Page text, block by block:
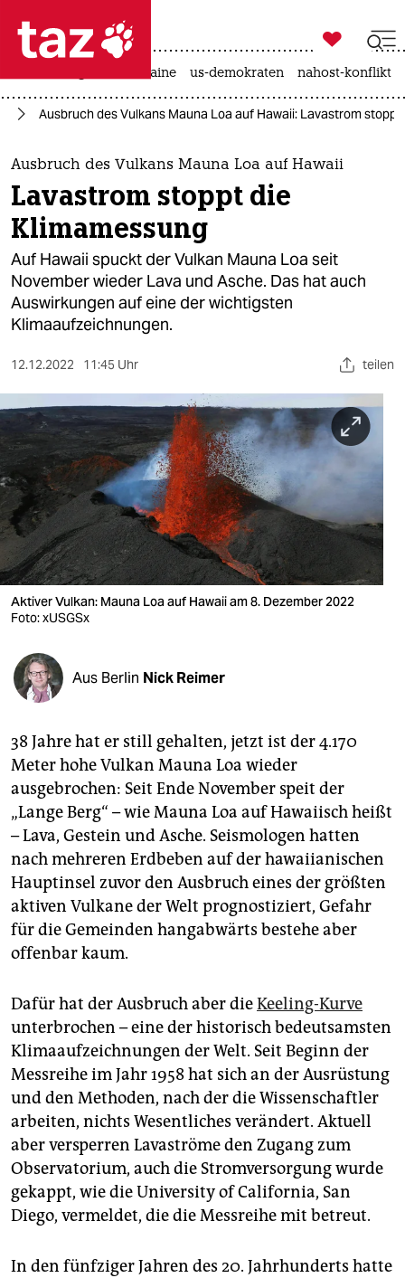
 taz zahl ich
taz zahl ich
themen
politik
öko
gesellschaft
kultur
sport
berlin
nord
wahrheit
verlag
verlag
veranstaltungen
fragen & hilfe
unterstützen
abo
genossenschaft
epaper login

taz zahl ich
krieg in der ukraine us-demokraten nahost-konflikt
Ausbruch des Vulkans Mauna Loa auf Hawaii: Lavastrom
Ausbruch des Vulkans Mauna Loa auf Hawaii
Lavastrom stoppt die
Klimamessung
Auf Hawaii spuckt der Vulkan Mauna Loa seit
November wieder Lava und Asche. Das hat auch
Auswirkungen auf eine der wichtigsten
Klimaaufzeichnungen.
12.12.2022 11:45 Uhr teilen
Aktiver Vulkan: Mauna Loa auf Hawaii am 8. Dezember 2022
Foto: xUSGSx
Aus Berlin Nick Reimer
38 Jahre hat er still gehalten, jetzt ist der 4.170
Meter hohe Vulkan Mauna Loa wieder
ausgebrochen: Seit Ende November speit der
„Lange Berg“ – wie Mauna Loa auf Hawaiisch heißt
– Lava, Gestein und Asche. Seismologen hatten
nach mehreren Erdbeben auf der hawaiianischen
Hauptinsel zuvor den Ausbruch eines der größten
aktiven Vulkane der Welt prognostiziert, Gefahr
für die Gemeinden hangabwärts bestehe aber
offenbar kaum.
Dafür hat der Ausbruch aber dieKeeling-Kurve
unterbrochen – eine der historisch bedeutsamsten
Klimaaufzeichnungen der Welt. Seit Beginn der
Messreihe im Jahr 1958 hat sich an der Ausrüstung
und den Methoden, nach der die Wissenschaftler
arbeiten, nichts Wesentliches verändert. Aktuell
aber versperren Lavaströme den Zugang zum
Observatorium, auch die Stromversorgung wurde
gekappt, wie die University of California, San
Diego, vermeldet, die die Messreihe mit betreut.
In den fünfziger Jahren des 20. Jahrhunderts hatte